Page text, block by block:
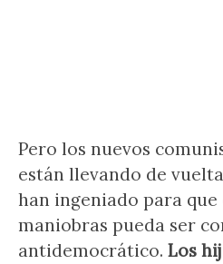
Pero los nuevos
están llevando de
han ingeniado para que
maniobras pueda ser
antidemocrático. Los